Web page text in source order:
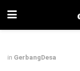
in GerbangDesa